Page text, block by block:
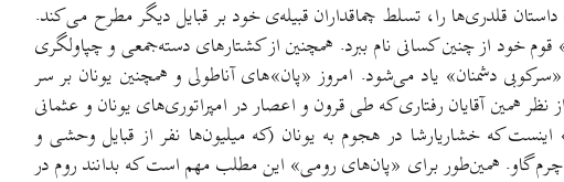
قلدری‌ها را، تسلط چماقداران قبیله‌ی خود بر قبایل دیگر مطرح می کند.
خود از چنین کسانی نام ببرد. همچنین از کشتارهای دسته‌جمعی و چپاولگری
دشمنان» یاد می‌شود. امروز «پان»های آناطولی و همچنین یونان بر سر
همین آقایان رفتاری که طی قرون و اعصار در امپراتوری‌های یونان و عثمانی
که خشاریارشا در هجوم به یونان (که میلیون‌ها نفر از قبایل وحشی و
گاو. همین‌طور برای «پان‌های رومی» این مطلب مهم است که بدانند روم در